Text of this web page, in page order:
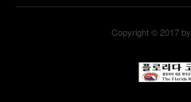
Copyright © 2017 by